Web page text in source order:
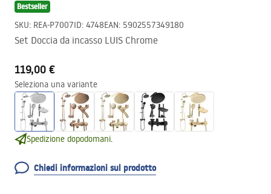
Bestseller
SKU: REA-P7007ID: 4748EAN: 5902557349180
Set Doccia da incasso LUIS Chrome
119,00 €
Seleziona una variante
Spedizione dopodomani.
Chiedi informazioni sul prodotto